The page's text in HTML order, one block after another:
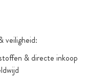
veiligheid:
& directe inkoop